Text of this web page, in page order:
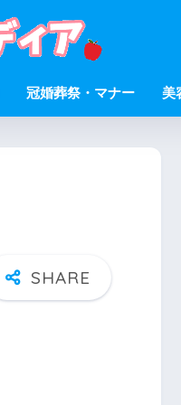
冠婚葬祭・マナー 美